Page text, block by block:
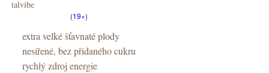
Vitalvibe
(19×)
extra velké šťavnaté plody
nesířené, bez přidaného cukru
rychlý zdroj energie